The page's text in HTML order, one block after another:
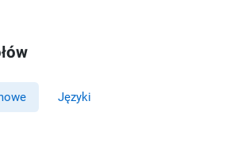
Języki